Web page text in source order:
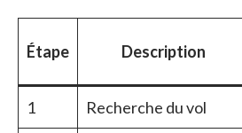
Étape Description
1 Recherche du vol